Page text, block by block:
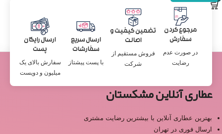
مرجوع کردن
سفارش
در صورت عدم
رضایت
تضمین کیفیت و
اصالت
فروش مستقیم از
شرکت
ارسال سریع
سفارشات
با پست پیشتاز
ارسال رایگان
پست
سفارش بالای یک
میلیون و دویست
عطاری آنلاین مشکستان
بهترین عطاری آنلاین با بیشترین رضایت مشتری
ارسال فوری در تهران